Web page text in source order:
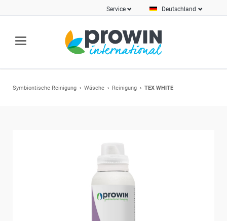
Deutschland
Service
Symbiontische Reinigung Wäsche Reinigung TEX WHITE